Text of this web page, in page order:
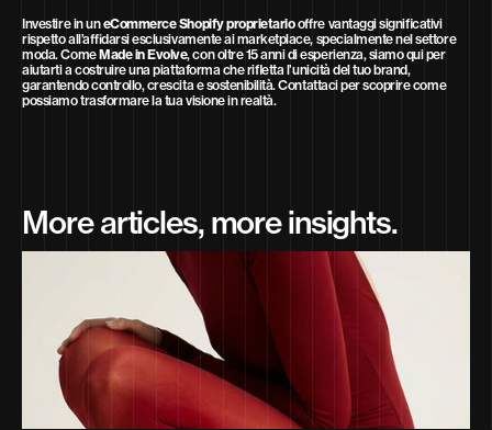
Investire in uneCommerce Shopify proprietariooffre vantaggi significativi
rispetto all’affidarsi esclusivamente ai marketplace, specialmente nel settore
moda. ComeMade in Evolve, con oltre 15 anni di esperienza, siamo qui per
aiutarti a costruire una piattaforma che rifletta l’unicità del tuo brand,
garantendo controllo, crescita e sostenibilità. Contattaci per scoprire come
possiamo trasformare la tua visione in realtà.
More articles, more insights.